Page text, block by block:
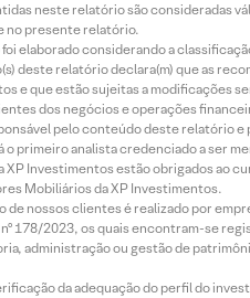
neste relatório são consideradas
no presente relatório.
elaborado considerando a
deste relatório declara(m) que as
e que estão sujeitas a modificações
dos negócios e operações
pelo conteúdo deste relatório e
o primeiro analista credenciado a ser
XP Investimentos estão obrigados ao
Mobiliários da XP Investimentos.
de nossos clientes é realizado por
178/2023, os quais encontram-se
administração ou gestão de
da adequação do perfil do